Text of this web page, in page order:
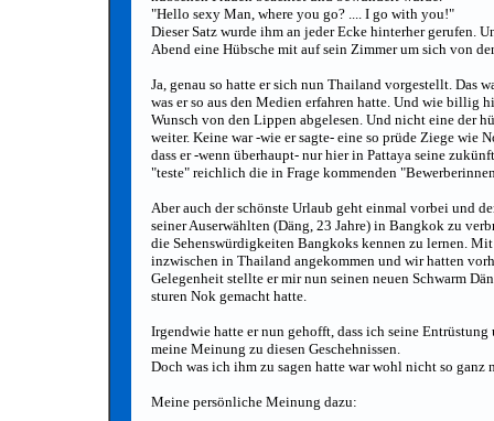
"Hello sexy Man, where you go? .... I go with you!"
Dieser Satz wurde ihm an jeder Ecke hinterher gerufen.
Abend eine Hübsche mit auf sein Zimmer um sich von
Ja, genau so hatte er sich nun Thailand vorgestellt. Das
was er so aus den Medien erfahren hatte. Und wie billig
Wunsch von den Lippen abgelesen. Und nicht eine der
weiter. Keine war -wie er sagte- eine so prüde Ziege wie
dass er -wenn überhaupt- nur hier in Pattaya seine
"teste" reichlich die in Frage kommenden
Aber auch der schönste Urlaub geht einmal vorbei und
seiner Auserwählten (Däng, 23 Jahre) in Bangkok zu
die Sehenswürdigkeiten Bangkoks kennen zu lernen.
inzwischen in Thailand angekommen und wir hatten
Gelegenheit stellte er mir nun seinen neuen Schwarm
sturen Nok gemacht hatte.
Irgendwie hatte er nun gehofft, dass ich seine
meine Meinung zu diesen Geschehnissen.
Doch was ich ihm zu sagen hatte war wohl nicht so
Meine persönliche Meinung dazu: